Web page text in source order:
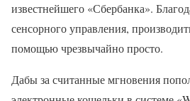
известнейшего «Сбербанка».
сенсорного управления,
помощью чрезвычайно просто.
Дабы за считанные мгновения